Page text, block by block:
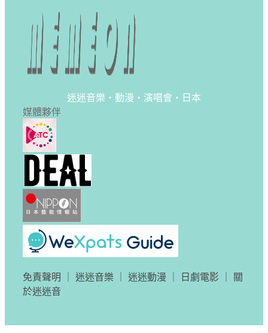
迷迷音樂・動漫・演唱會・日本
媒體夥伴
免責聲明 迷迷音樂 迷迷動漫 日劇電影
關
於迷迷音